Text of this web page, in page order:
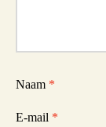
Naam *
E-mail *